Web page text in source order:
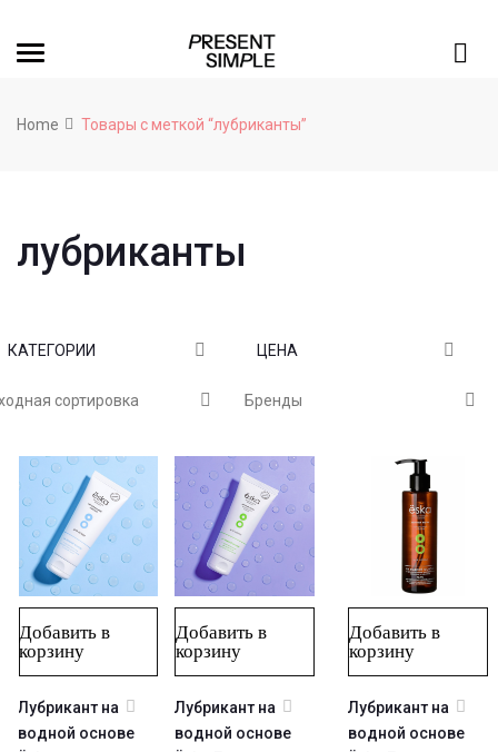
Home Товары с меткой “лубриканты”
лубриканты
КАТЕГОРИИ ЦЕНА
Добавить в
корзину
Лубрикант на
водной основе
Добавить в
корзину
Лубрикант на
водной основе
Добавить в
корзину
Лубрикант на
водной основе